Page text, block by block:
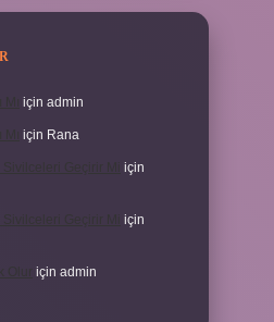
için admin
için Rana
için
Sivilceleri Geçirir Mi
için
için admin